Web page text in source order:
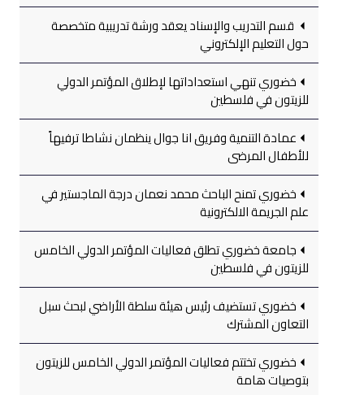
قسم التدريب والإسناد يعقد ورشة تدريبية متخصصة
حول التعليم الإلكتروني
خضوري تنهي استعداداتها لإطلاق المؤتمر الدولي
للزيتون في فلسطين
عمادة التنمية وفريق انا جوال ينظمان نشاطا ترفيهاً
للأطفال المرضى
خضوري تمنح الباحث محمد نعمان درجة الماجستير في
علم الجريمة الالكترونية
جامعة خضوري تطلق فعاليات المؤتمر الدولي الخامس
للزيتون في فلسطين
خضوري تستضيف رئيس هيئة سلطة الأراضي لبحث سبل
التعاون المشترك
خضوري تختتم فعاليات المؤتمر الدولي الخامس للزيتون
بتوصيات هامة